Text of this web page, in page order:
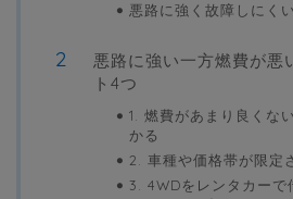
悪路に強く故障しにくい
悪路に強い一方燃費が悪
ト4つ
1. 燃費があまり良くな
かる
2. 車種や価格帯が限定
3. 4WDをレンタカー